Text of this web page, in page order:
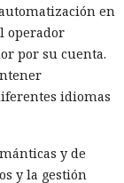
de saltos
del
en el breve
La nueva
y la variante
privilegiado en
en
operador
por su cuenta.
idiomas
y de
y la gestión